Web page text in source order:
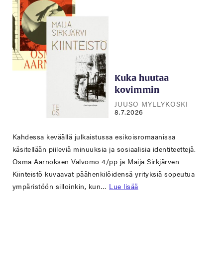
Kuka huutaa
kovimmin
JUUSO MYLLYKOSKI
8.7.2026
Kahdessa keväällä julkaistussa esikoisromaanissa
käsitellään piileviä minuuksia ja sosiaalisia identiteettejä.
Osma Aarnoksen Valvomo 4/pp ja Maija Sirkjärven
Kiinteistö kuvaavat päähenkilöidensä yrityksiä sopeutua
ympäristöön silloinkin, kun… Lue lisää